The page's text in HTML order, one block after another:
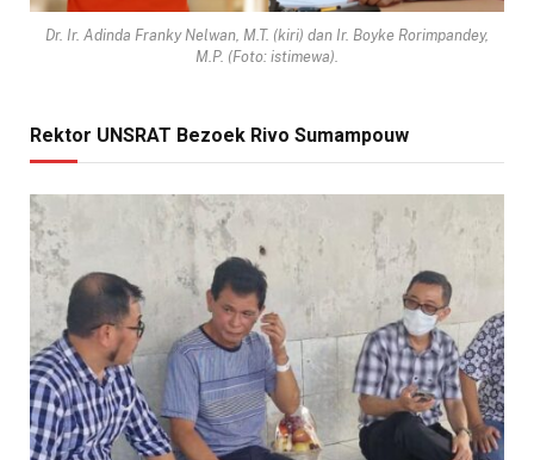
Dr. Ir. Adinda Franky Nelwan, M.T. (kiri) dan Ir. Boyke Rorimpandey,
M.P. (Foto: istimewa).
Rektor UNSRAT Bezoek Rivo Sumampouw